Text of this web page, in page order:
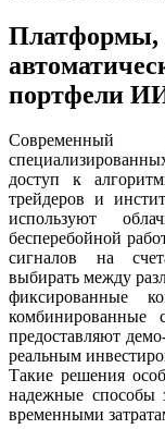
Платформы,
портфели
Современный
доступ к
трейдеров и
используют
бесперебойной
сигналов на
выбирать между
фиксированные
комбинированные
предоставляют
реальным
Такие решения
надежные способы
временными